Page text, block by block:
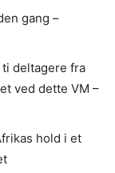
gang –
deltagere fra
ved dette VM –
hold i et